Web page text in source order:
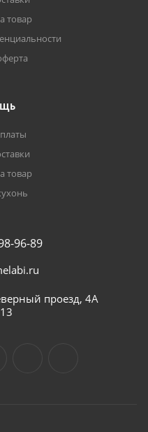
товар
товар
96-89
проезд, 4А